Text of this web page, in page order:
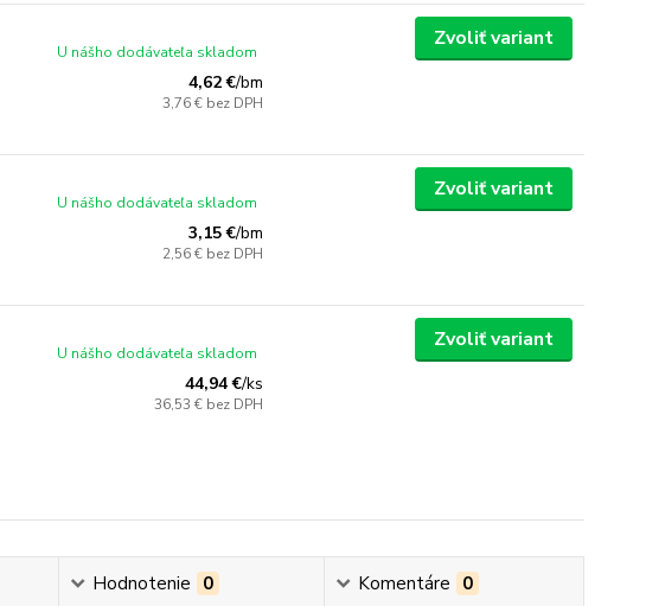
4,62 €/bm
3,76 € bez DPH
U nášho dodávateľa skladom
Zvoliť variant
3,15 €/bm
2,56 € bez DPH
U nášho dodávateľa skladom
Zvoliť variant
44,94 €/ks
36,53 € bez DPH
U nášho dodávateľa skladom
Zvoliť variant
Hodnotenie 0 Komentáre 0